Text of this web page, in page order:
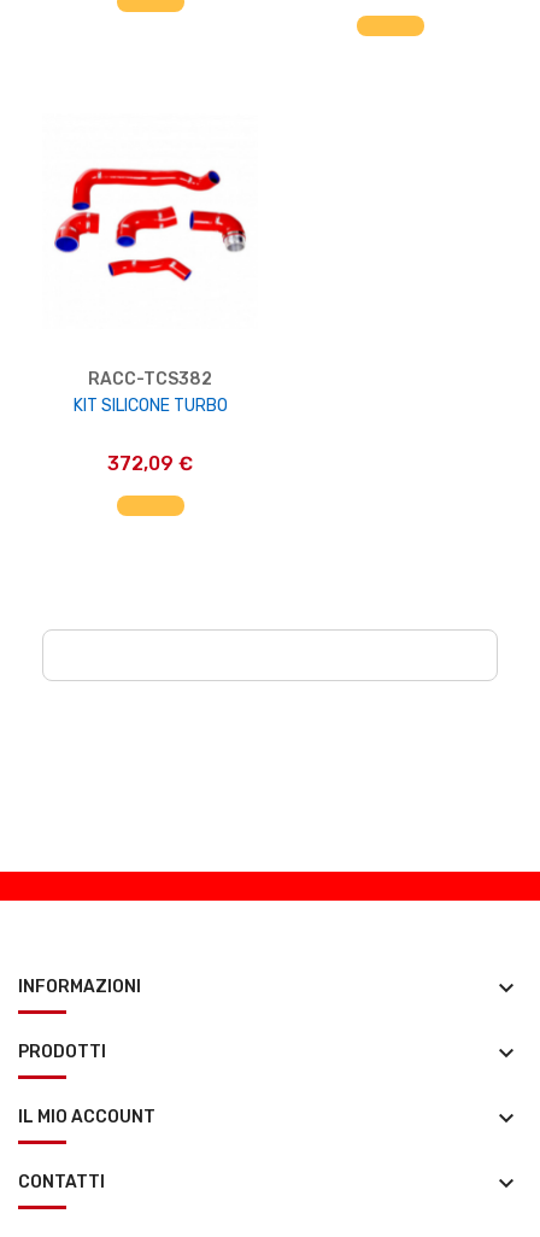
AGGIUNGI AL CARRELLO
RACC-TCS382
KIT SILICONE TURBO
372,09 €
AGGIUNGI AL CARRELLO
INFORMAZIONI keyboard_arrow_down
PRODOTTI keyboard_arrow_down
IL MIO ACCOUNT keyboard_arrow_down
CONTATTI keyboard_arrow_down